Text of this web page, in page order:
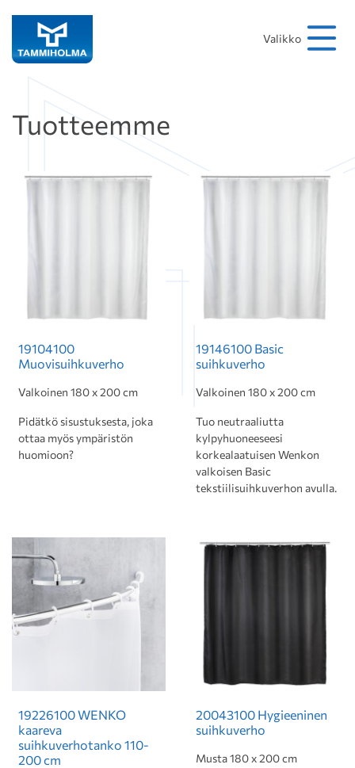
Valikko
Tuotteemme
19104100
Muovisuihkuverho
Valkoinen 180 x 200 cm
Pidätkö sisustuksesta, joka
ottaa myös ympäristön
huomioon?
19146100 Basic
suihkuverho
Valkoinen 180 x 200 cm
Tuo neutraaliutta
kylpyhuoneeseesi
korkealaatuisen Wenkon
valkoisen Basic
tekstiilisuihkuverhon avulla.
19226100 WENKO
kaareva
suihkuverhotanko 110-
200 cm
20043100 Hygieeninen
suihkuverho
Musta 180 x 200 cm